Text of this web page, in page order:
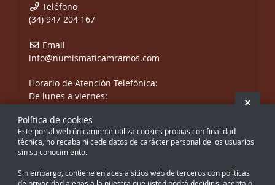
Teléfono
(34) 947 204 167
Email
info@numismaticamramos.com
Horario de Atención Telefónica:
De lunes a viernes:
y de 17:00 a 20:00 h.
Sábados, sólo mañanas.
Política de cookies
Este portal web únicamente utiliza cookies propias con finalidad
técnica, no recaba ni cede datos de carácter personal de los usuarios
sin su conocimiento.
Sin embargo, contiene enlaces a sitios web de terceros con políticas